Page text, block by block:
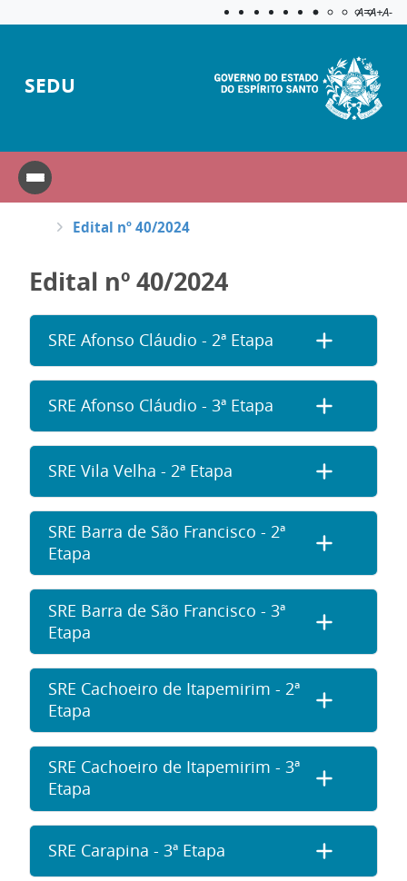
Aplicar
A=A+A-
SEDU
Edital nº 40/2024
Edital nº 40/2024
SRE Afonso Cláudio - 2ª Etapa
SRE Afonso Cláudio - 3ª Etapa
SRE Vila Velha - 2ª Etapa
SRE Barra de São Francisco - 2ª
Etapa
SRE Barra de São Francisco - 3ª
Etapa
SRE Cachoeiro de Itapemirim - 2ª
Etapa
SRE Cachoeiro de Itapemirim - 3ª
Etapa
SRE Carapina - 3ª Etapa